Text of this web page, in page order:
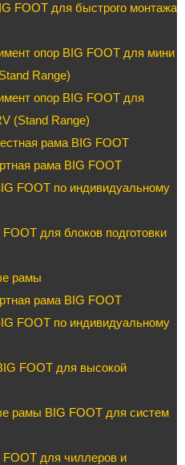
FOOT для быстрого монтажа
опор BIG FOOT для мини
Range)
опор BIG FOOT для
(Stand Range)
рама BIG FOOT
рама BIG FOOT
FOOT по индивидуальному
для блоков подготовки
рамы
рама BIG FOOT
FOOT по индивидуальному
FOOT для высокой
рамы BIG FOOT для систем
для чиллеров и